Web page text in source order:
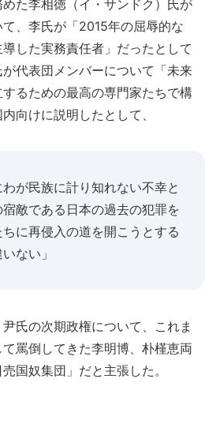
た李相徳（イ・サンドク）氏が
、李氏が「2015年の屈辱的な
導した実務責任者」だったとして
代表団メンバーについて「未来
るための最高の専門家たちで構
向けに説明したとして、
わが民族に計り知れない不幸と
敵である日本の過去の犯罪を
に再侵入の道を開こうとする
ない」
氏の次期政権について、これま
罵倒してきた李明博、朴槿恵両
国奴集団」だと主張した。